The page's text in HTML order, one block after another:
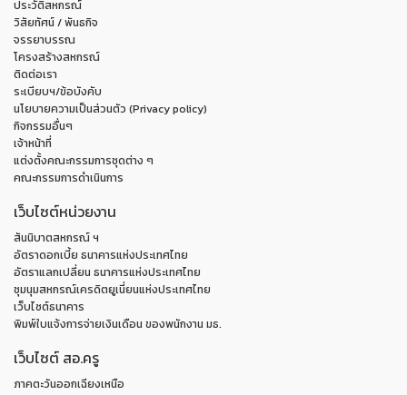
ประวัติสหกรณ์
วิสัยทัศน์ / พันธกิจ
จรรยาบรรณ
โครงสร้างสหกรณ์
ติดต่อเรา
ระเบียบฯ/ข้อบังคับ
นโยบายความเป็นส่วนตัว (Privacy policy)
กิจกรรมอื่นๆ
เจ้าหน้าที่
แต่งตั้งคณะกรรมการชุดต่าง ๆ
คณะกรรมการดำเนินการ
เว็บไซต์หน่วยงาน
สันนิบาตสหกรณ์ ฯ
อัตราดอกเบี้ย ธนาคารแห่งประเทศไทย
อัตราแลกเปลี่ยน ธนาคารแห่งประเทศไทย
ชุมนุมสหกรณ์เครดิตยูเนี่ยนแห่งประเทศไทย
เว็บไซต์ธนาคาร
พิมพ์ใบแจ้งการจ่ายเงินเดือน ของพนักงาน มธ.
เว็บไซต์ สอ.ครู
ภาคตะวันออกเฉียงเหนือ